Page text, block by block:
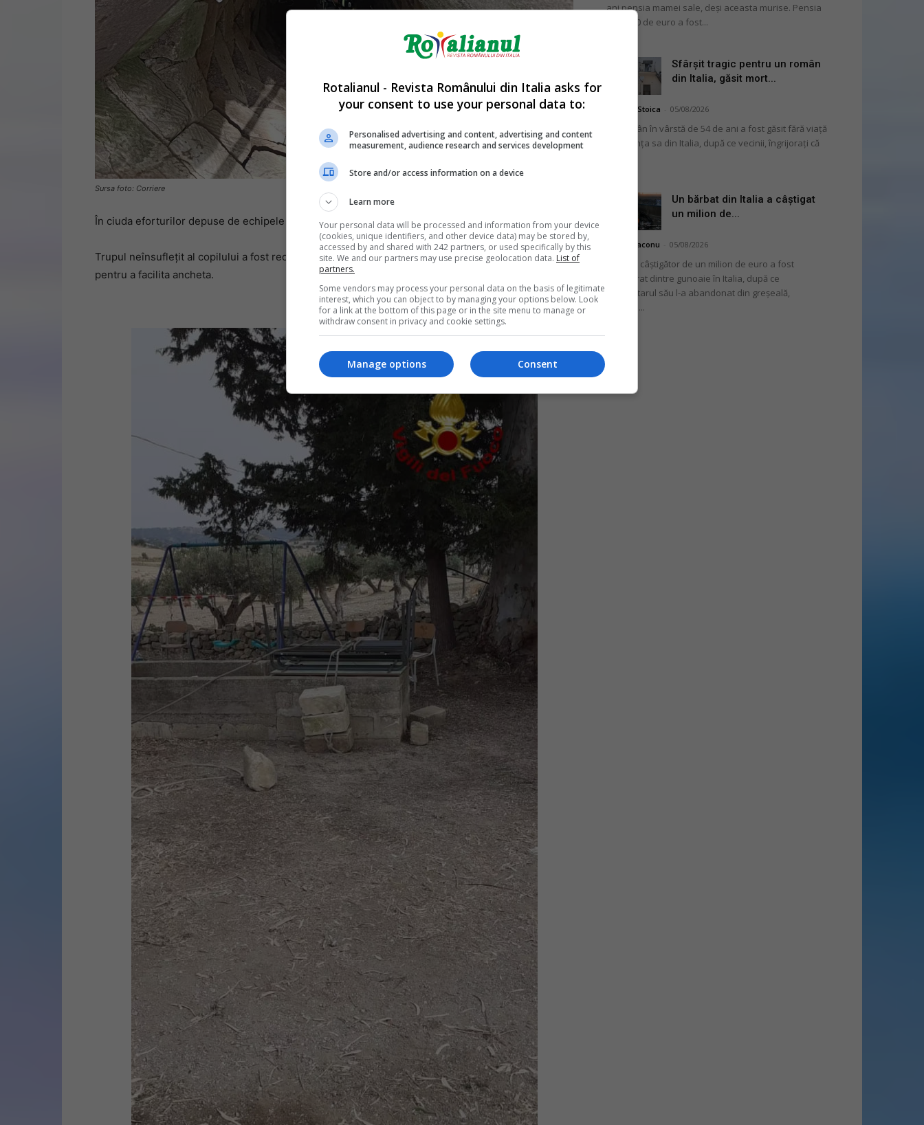
Sursa foto: Corriere
În ciuda eforturilor depuse de echipele de intervenție, copilul însă nu a mai putut fi salvat.
Trupul neînsuflețit al copilului a fost recuperat din fântână, iar zona a fost imediat securizată
pentru a facilita ancheta.
ani pensia mamei sale, deși aceasta murise. Pensia
de 2.000 de euro a fost...
Sfârșit tragic pentru un român
din Italia, găsit mort...
Daniela Stoica 05/08/2026
Un român în vârstă de 54 de ani a fost găsit fără viață
în locuința sa din Italia, după ce vecinii, îngrijorați că
Un bărbat din Italia a câștigat
un milion de...
Mihai Diaconu 05/08/2026
Un bilet câștigător de un milion de euro a fost
recuperat dintre gunoaie în Italia, după ce
proprietarul său l-a abandonat din greșeală,
convins...
Rotalianul - Revista Românului din Italia asks for
your consent to use your personal data to:
Personalised advertising and content, advertising and content
measurement, audience research and services development
Store and/or access information on a device
Learn more
Your personal data will be processed and information from your device
(cookies, unique identifiers, and other device data) may be stored by,
accessed by and shared with 242 partners, or used specifically by this
site. We and our partners may use precise geolocation data. List of
partners.
Some vendors may process your personal data on the basis of legitimate
interest, which you can object to by managing your options below. Look
for a link at the bottom of this page or in the site menu to manage or
withdraw consent in privacy and cookie settings.
Consent
Manage options